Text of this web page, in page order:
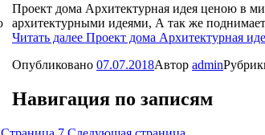
Проект дома Архитектурная идея ценою в
архитектурными идеями, А так же
Читать далее Проект дома Архитектурная
Опубликовано 07.07.2018Автор admin
Навигация по записям